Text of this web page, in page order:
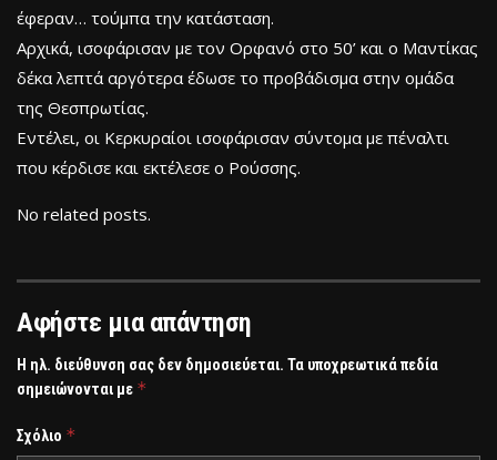
έφεραν… τούμπα την κατάσταση.
Αρχικά, ισοφάρισαν με τον Ορφανό στο 50’ και ο Μαντίκας
δέκα λεπτά αργότερα έδωσε το προβάδισμα στην ομάδα
της Θεσπρωτίας.
Εντέλει, οι Κερκυραίοι ισοφάρισαν σύντομα με πέναλτι
που κέρδισε και εκτέλεσε ο Ρούσσης.
No related posts.
Αφήστε μια απάντηση
Η ηλ. διεύθυνση σας δεν δημοσιεύεται. Τα υποχρεωτικά πεδία
σημειώνονται με *
Σχόλιο *